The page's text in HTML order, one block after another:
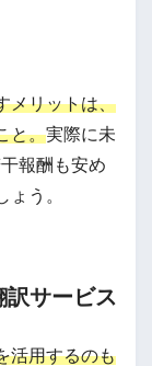
メリットは、
と。実際に未
報酬も安め
う。
訳サービス
活用するのも